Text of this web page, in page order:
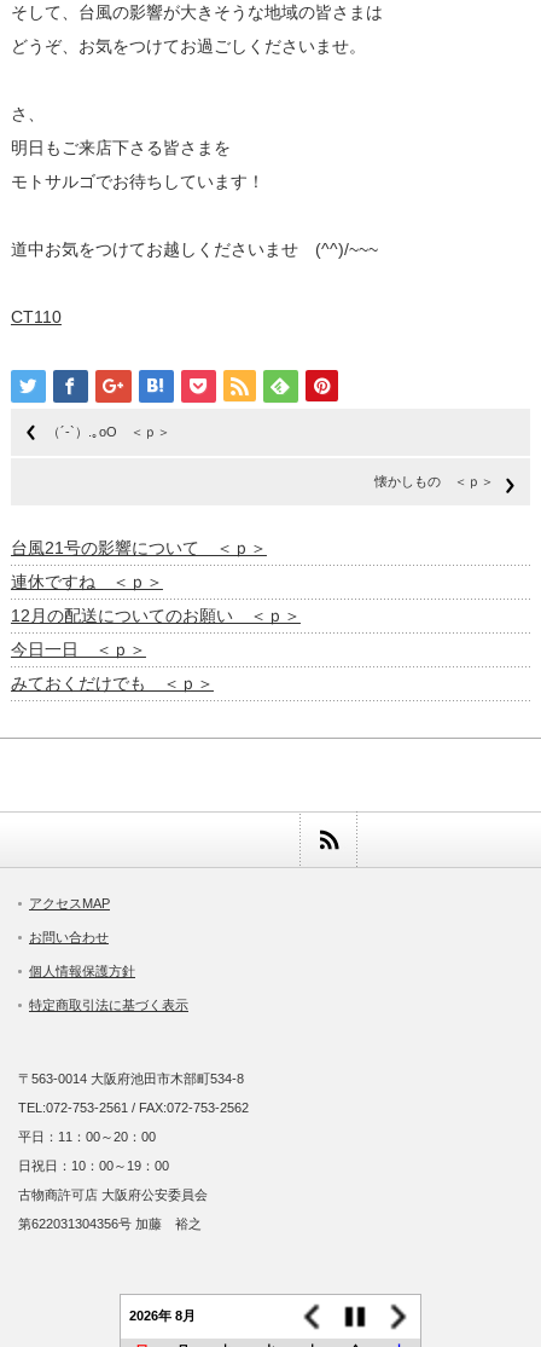
そして、台風の影響が大きそうな地域の皆さまは
どうぞ、お気をつけてお過ごしくださいませ。
さ、
明日もご来店下さる皆さまを
モトサルゴでお待ちしています！
道中お気をつけてお越しくださいませ (^^)/~~~
CT110
（´-`）.｡oO ＜ｐ＞
懐かしもの ＜ｐ＞
台風21号の影響について ＜ｐ＞
連休ですね ＜ｐ＞
12月の配送についてのお願い ＜ｐ＞
今日一日 ＜ｐ＞
みておくだけでも ＜ｐ＞
アクセスMAP
お問い合わせ
個人情報保護方針
特定商取引法に基づく表示
〒563-0014 大阪府池田市木部町534-8
TEL:072-753-2561 / FAX:072-753-2562
平日：11：00～20：00
日祝日：10：00～19：00
古物商許可店 大阪府公安委員会
第622031304356号 加藤 裕之
2026年 8月